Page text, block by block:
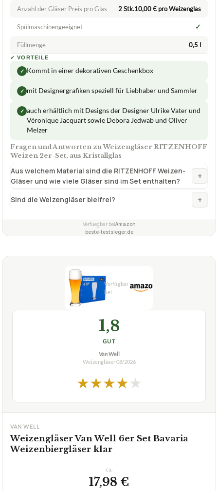
Anzahl der Gläser Preis pro Glas 2 Stk.10,00 € pro Weizenglas
Spülmaschinengeeignet ✓
Füllmenge 0,5 l
✓ VORTEILE
✓ Kommt in einer dekorativen Geschenkbox
✓ mit Designergrafiken speziell für Liebhaber und Sammler
✓ auch erhältlich mit Designs der Designer Ulrike Vater und
Véronique Jacquart sowie Debora Jedwab und Oliver
Melzer
Fragen und Antworten zu Weizengläser RITZENHOFF
Weizen 2er-Set, aus Kristallglas
Aus welchem Material sind die RITZENHOFF Weizen-
Gläser und wie viele Gläser sind im Set enthalten?
+
Sind die Weizengläser bleifrei? +
Verfuegbar beiAmazon
beste-testsieger.de
1,8
GUT
Van Well
Weizengläser08/2026
★★★★★
VAN WELL
Weizengläser Van Well 6er Set Bavaria
Weizenbiergläser klar
ca.
17,98 €